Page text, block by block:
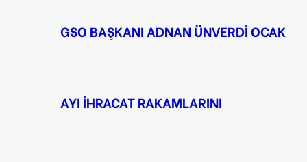
GSO BAŞKANI ADNAN ÜNVERDİ OCAK
AYI İHRACAT RAKAMLARINI